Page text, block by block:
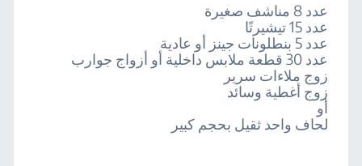
عدد 8 مناشف صغيرة
عدد 15 تيشيرتًا
عدد 5 بنطلونات جينز أو عادية
عدد 30 قطعة ملابس داخلية أو أزواج جوارب
زوج ملاءات سرير
زوج أغطية وسائد
أو
لحاف واحد ثقيل بحجم كبير